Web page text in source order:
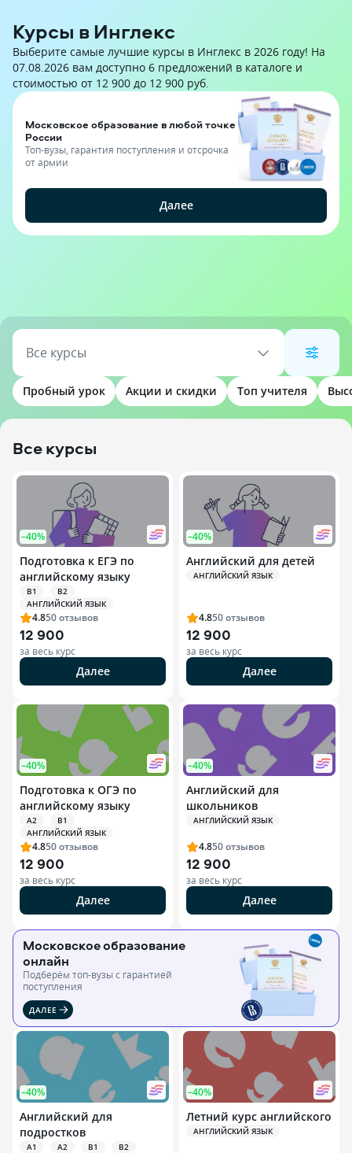
Курсы в Инглекс
Выберите самые лучшие курсы в Инглекс в 2026 году! На
07.08.2026 вам доступно 6 предложений в каталоге и
стоимостью от 12 900 до 12 900 руб.
Московское образование в любой точке
России
Топ-вузы, гарантия поступления и отсрочка
от армии
Далее
Все курсы
Пробный урок Акции и скидки Топ учителя
Все курсы
–40%
Подготовка к ЕГЭ по
английскому языку
B1
B2
АНГЛИЙСКИЙ ЯЗЫК
4.850отзывов
12 900
за весь курс
Далее
–40%
Английский для детей
АНГЛИЙСКИЙ ЯЗЫК
4.850отзывов
12 900
за весь курс
Далее
–40%
Подготовка к ОГЭ по
английскому языку
A2
B1
АНГЛИЙСКИЙ ЯЗЫК
4.850отзывов
12 900
за весь курс
Далее
–40%
Английский для
школьников
АНГЛИЙСКИЙ ЯЗЫК
4.850отзывов
12 900
за весь курс
Далее
Московское образование
онлайн
Подберём топ-вузы c гарантией
поступления
ДАЛЕЕ
–40%
Английский для
подростков
A1 A2 B1
B2
–40%
Летний курс английского
АНГЛИЙСКИЙ ЯЗЫК